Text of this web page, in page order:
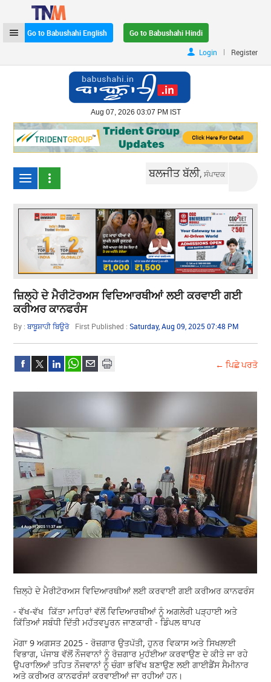
Go to Babushahi English
Go to Babushahi Hindi
Login
| Register
Aug 07, 2026 03:07 PM IST
ਬਲਜੀਤ ਬੱਲੀ,ਸੰਪਾਦਕ
ਜ਼ਿਲ੍ਹੇ ਦੇ ਮੈਰੀਟੋਰਅਸ ਵਿਦਿਆਰਥੀਆਂ ਲਈ ਕਰਵਾਈ ਗਈ
ਕਰੀਅਰ ਕਾਨਫਰੰਸ
By :ਬਾਬੂਸ਼ਾਹੀ ਬਿਊਰੋ First Published :Saturday, Aug 09, 2025 07:48 PM
← ਪਿਛੇ ਪਰਤੋ
ਜ਼ਿਲ੍ਹੇ ਦੇ ਮੈਰੀਟੋਰਅਸ ਵਿਦਿਆਰਥੀਆਂ ਲਈ ਕਰਵਾਈ ਗਈ ਕਰੀਅਰ ਕਾਨਫਰੰਸ
- ਵੱਖ-ਵੱਖ ਕਿੱਤਾ ਮਾਹਿਰਾਂ ਵੱਲੋਂ ਵਿਦਿਆਰਥੀਆਂ ਨੂੰ ਅਗਲੇਰੀ ਪੜ੍ਹਾਈ ਅਤੇ
ਕਿੱਤਿਆਂ ਸਬੰਧੀ ਦਿੱਤੀ ਮਹੱਤਵਪੂਰਨ ਜਾਣਕਾਰੀ - ਡਿੰਪਲ ਥਾਪਰ
ਮੋਗਾ 9 ਅਗਸਤ 2025 - ਰੋਜ਼ਗਾਰ ਉਤਪੱਤੀ, ਹੁਨਰ ਵਿਕਾਸ ਅਤੇ ਸਿਖਲਾਈ
ਵਿਭਾਗ, ਪੰਜਾਬ ਵੱਲੋਂ ਨੌਜਵਾਨਾਂ ਨੂੰ ਰੋਜ਼ਗਾਰ ਮੁਹੱਈਆ ਕਰਵਾਉਣ ਦੇ ਕੀਤੇ ਜਾ ਰਹੇ
ਉਪਰਾਲਿਆਂ ਤਹਿਤ ਨੌਜਵਾਨਾਂ ਨੂੰ ਚੰਗਾ ਭਵਿੱਖ ਬਣਾਉਣ ਲਈ ਗਾਈਡੈਂਸ ਸੈਮੀਨਾਰ
ਅਤੇ ਕਰੀਅਰ ਕਾਨਫਰੰਸਾਂ ਕਰਵਾਈਆਂ ਜਾ ਰਹੀਆਂ ਹਨ।